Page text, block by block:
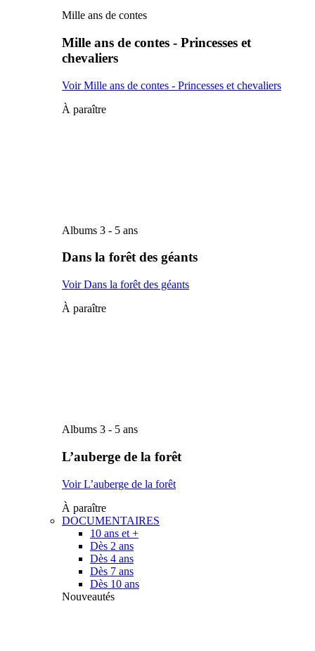
Mille ans de contes
Mille ans de contes - Princesses et
chevaliers
Voir Mille ans de contes - Princesses et chevaliers
À paraître
Albums 3 - 5 ans
Dans la forêt des géants
Voir Dans la forêt des géants
À paraître
Albums 3 - 5 ans
L’auberge de la forêt
Voir L’auberge de la forêt
À paraître
DOCUMENTAIRES
10 ans et +
Dès 2 ans
Dès 4 ans
Dès 7 ans
Dès 10 ans
Nouveautés